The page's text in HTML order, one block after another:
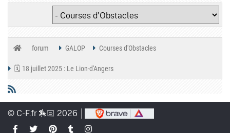
forum GALOP Courses d'Obstacles
🗓️ 18 juillet 2025 : Le Lion-d'Angers
© C-F.fr 🏇🏻 2026 │